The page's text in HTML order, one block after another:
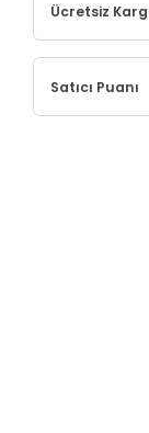
Ücretsiz
Satıcı Puanı